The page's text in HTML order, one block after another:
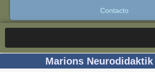
Contacto
Marions